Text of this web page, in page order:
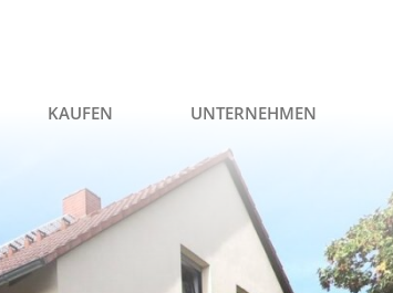
KAUFEN UNTERNEHMEN